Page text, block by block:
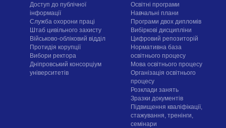
Доступ до публічної
інформації
Служба охорони праці
Штаб цивільного захисту
Військово-обліковий відділ
Протидія корупції
Вибори ректора
Дніпровський консорціум
університетів
Освітні програми
Навчальні плани
Програми двох дипломів
Вибіркові дисципліни
Цифровий репозиторій
Нормативна база
освітнього процесу
Мова освітнього процесу
Організація освітнього
процесу
Розклади занять
Зразки документів
Підвищення кваліфікації,
стажування, тренінги,
семінари